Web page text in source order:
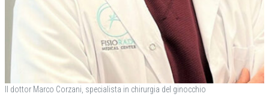
Il dottor Marco Corzani, specialista in chirurgia del ginocchio